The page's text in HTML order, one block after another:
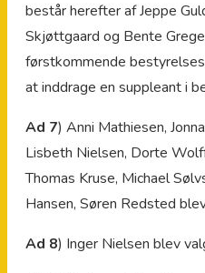
består herefter af Jeppe
Skjøttgaard og Bente
førstkommende
at inddrage en suppleant i
Ad 7) Anni Mathiesen,
Lisbeth Nielsen, Dorte
Thomas Kruse, Michael
Hansen, Søren Redsted
Ad 8) Inger Nielsen blev